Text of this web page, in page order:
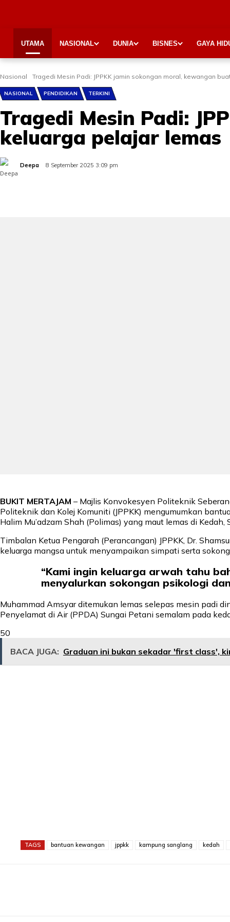
UTAMA NASIONAL DUNIA BISNES GAYA
Nasional Tragedi Mesin Padi: JPPKK jamin sokongan moral, kewangan
NASIONAL PENDIDIKAN TERKINI
Tragedi Mesin Padi:
keluarga pelajar lemas
Deepa 8 September 2025 3:09 pm
BUKIT MERTAJAM – Majlis Konvokesyen Politeknik
Politeknik dan Kolej Komuniti (JPPKK) mengumumkan
Halim Mu’adzam Shah (Polimas) yang maut lemas di Kedah,
Timbalan Ketua Pengarah (Perancangan) JPPKK, Dr.
keluarga mangsa untuk menyampaikan simpati serta
“Kami ingin keluarga arwah tahu
menyalurkan sokongan psikologi
Muhammad Amsyar ditemukan lemas selepas mesin padi
Penyelamat di Air (PPDA) Sungai Petani semalam pada
50
BACA JUGA: Graduan ini bukan sekadar 'first class',
TAGS bantuan kewangan jppkk kampung sanglang kedah